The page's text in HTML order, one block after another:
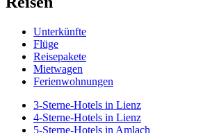
Unterkünfte
Flüge
Reisepakete
Mietwagen
Ferienwohnungen
3-Sterne-Hotels in Lienz
4-Sterne-Hotels in Lienz
5-Sterne-Hotels in Amlach